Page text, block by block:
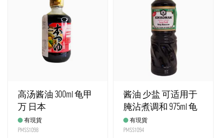
高汤酱油 300ml 龟甲
万 日本
有現貨
PMSS1098
酱油 少盐 可适用于
腌沾煮调和 975ml 龟
甲万有現貨
PMSS1094